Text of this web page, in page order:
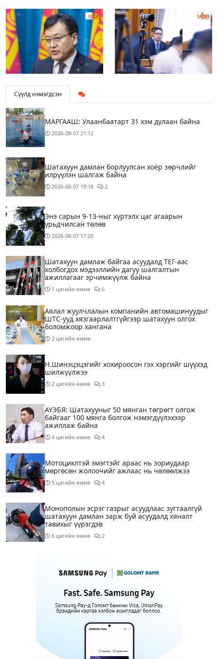
Сүүлд нэмэгдсэн
МАРГААШ: Улаанбаатарт 31 хэм дулаан байна
2026-08-07 21:12
Шатахуун дамлан борлуулсан хоёр зөрчлийг
илрүүлэн шалгаж байна
2026-08-07 19:18 2
Энэ сарын 9-13-ныг хүртэлх цаг агаарын
урьдчилсан төлөв
2026-08-07 17:20
Шатахуун дамлаж байгаа асуудалд ТЕГ-аас
холбогдох мэдээллийн дагуу шалгалтын
ажиллагааг эрчимжүүлж байна
1 цагийн өмнө 6
Аялал жуулчлалын компанийн автомашинуудыг
ШТС-ууд хязгаарлалтгүйгээр шатахуун олгох
боломжоор хангана
2 цагийн өмнө
Н.Шинэцэцэгийг хохироосон гэх хэргийг шүүхэд
шилжүүлжээ
2 цагийн өмнө 3
АҮЭБЯ: Шатахууныг 50 мянган төгрөгт олгож
байгааг 100 мянга болгож нэмэгдүүлэхээр
ажиллаж байна
4 цагийн өмнө 4
Мотоциклтэй эмэгтэйг араас нь зориудаар
мөргөсөн жолоочийг ажлаас нь чөлөөлжээ
5 цагийн өмнө 4
Монополын эсрэг газрыг асуудлаас зугтаалгүй
шатахуун дамлан зарж буй асуудалд хяналт
тавихыг үүрэгдэв
6 цагийн өмнө 2
настай охиныг 7 дахь өдрөө хайж байна
АҮЭБЯ: Тэгш, сондгойг мөрдөөгүй 7 ШТС-д
торгууль ногдуулах, тусгай зөвшөөрлийг нь
цуцлах хүртэл арга хэмжээ авахыг сануулав
Боловсролын сайд Л.Энх-Амгалан Pearson